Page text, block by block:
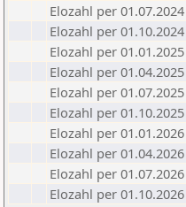
Elozahl per 01.07.2024
Elozahl per 01.10.2024
Elozahl per 01.01.2025
Elozahl per 01.04.2025
Elozahl per 01.07.2025
Elozahl per 01.10.2025
Elozahl per 01.01.2026
Elozahl per 01.04.2026
Elozahl per 01.07.2026
Elozahl per 01.10.2026